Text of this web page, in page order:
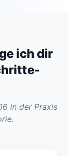
ich dir
in der Praxis